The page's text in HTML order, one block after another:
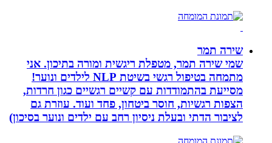
שירה תמר
שמי שירה תמר, מטפלת ריגשית ומורה בתיכון. אני
מתמחה בטיפול רגשי בשיטת NLP לילדים ונוער!
מסייעת בהתמודדות עם קשיים רגשיים כגון חרדות,
הצפות רגשיות, חוסר ביטחון, פחד ועוד. עוזרת גם
לציבור הדתי ובעלת ניסיון רחב עם ילדים ונוער בסיכון)